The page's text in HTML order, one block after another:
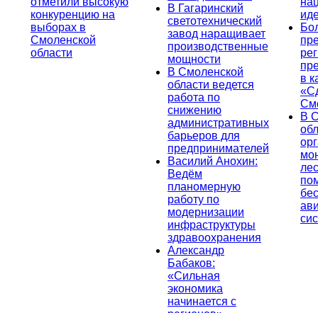
конкуренцию на
выборах в
Смоленской
области
В Гагаринский
светотехнический
завод наращивает
производственные
мощности
В Смоленской
области ведется
работа по
снижению
административных
барьеров для
предпринимателей
Василий Анохин:
Ведём
планомерную
работу по
модернизации
инфраструктуры
здравоохранения
Александр
Бабаков:
«Сильная
экономика
начинается с
в
В